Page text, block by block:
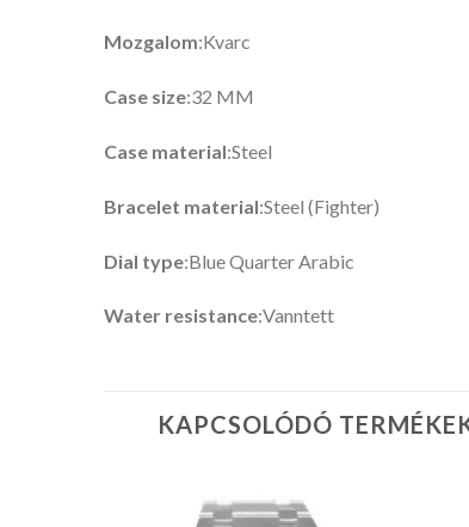
Mozgalom:Kvarc
Case size:32 MM
Case material:Steel
Bracelet material:Steel (Fighter)
Dial type:Blue Quarter Arabic
Water resistance:Vanntett
KAPCSOLÓDÓ